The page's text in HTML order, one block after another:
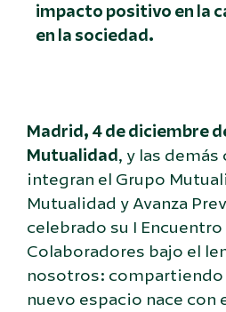
impacto positivo en la
en la sociedad.
Madrid, 4 de diciembre
Mutualidad, y las
integran el Grupo
Mutualidad y Avanza
celebrado su I Encuentro
Colaboradores bajo el
nosotros: compartiendo
nuevo espacio nace con